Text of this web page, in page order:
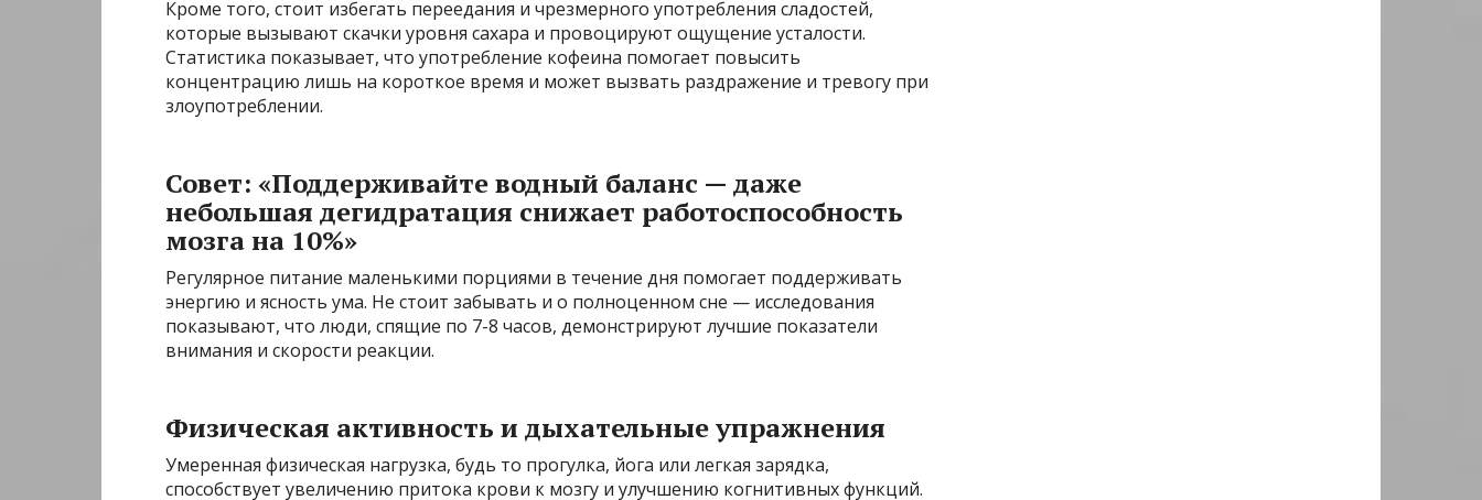
Кроме того, стоит избегать переедания и чрезмерного употребления сладостей,
которые вызывают скачки уровня сахара и провоцируют ощущение усталости.
Статистика показывает, что употребление кофеина помогает повысить
концентрацию лишь на короткое время и может вызвать раздражение и тревогу при
злоупотреблении.
Совет: «Поддерживайте водный баланс — даже
небольшая дегидратация снижает работоспособность
мозга на 10%»
Регулярное питание маленькими порциями в течение дня помогает поддерживать
энергию и ясность ума. Не стоит забывать и о полноценном сне — исследования
показывают, что люди, спящие по 7-8 часов, демонстрируют лучшие показатели
внимания и скорости реакции.
Физическая активность и дыхательные упражнения
Умеренная физическая нагрузка, будь то прогулка, йога или легкая зарядка,
способствует увеличению притока крови к мозгу и улучшению когнитивных функций.